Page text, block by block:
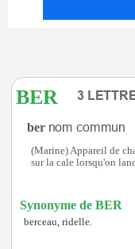
BER
ber
(Marine) Appareil de
sur la cale lorsqu'on
Synonyme de BER
berceau, ridelle.